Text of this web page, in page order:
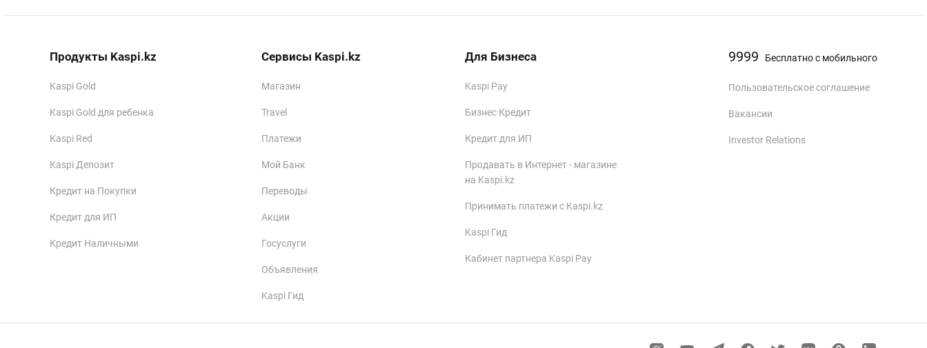
Продукты Kaspi.kz
Kaspi Gold
Kaspi Gold для ребенка
Kaspi Red
Kaspi Депозит
Кредит на Покупки
Кредит для ИП
Кредит Наличными
Сервисы Kaspi.kz
Магазин
Travel
Платежи
Мой Банк
Переводы
Акции
Госуслуги
Объявления
Kaspi Гид
Для Бизнеса
Kaspi Pay
Бизнес Кредит
Кредит для ИП
Продавать в Интернет - магазине
на Kaspi.kz
Принимать платежи с Kaspi.kz
Kaspi Гид
Кабинет партнера Kaspi Pay
9999 Бесплатно с мобильного
Пользовательское соглашение
Вакансии
Investor Relations